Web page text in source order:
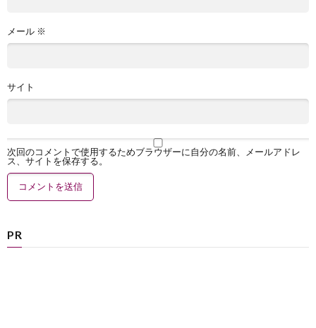
メール ※
サイト
次回のコメントで使用するためブラウザーに自分の名前、メールアドレ
ス、サイトを保存する。
PR